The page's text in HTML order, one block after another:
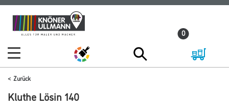
Zum
Inhalt
Zum
Navigationsmenü
0
Zurück
Kluthe Lösin 140